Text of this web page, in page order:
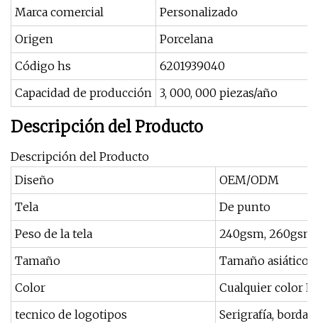
Marca comercial
Personalizado
Origen
Porcelana
Código hs
6201939040
Capacidad de producción 3, 000, 000 piezas/año
Descripción del Producto
Descripción del Producto
Diseño
OEM/ODM
Tela
De punto
Peso de la tela
240gsm,
Tamaño
Tamaño asiático,
Color
Cualquier color
tecnico de logotipos
Serigrafía,